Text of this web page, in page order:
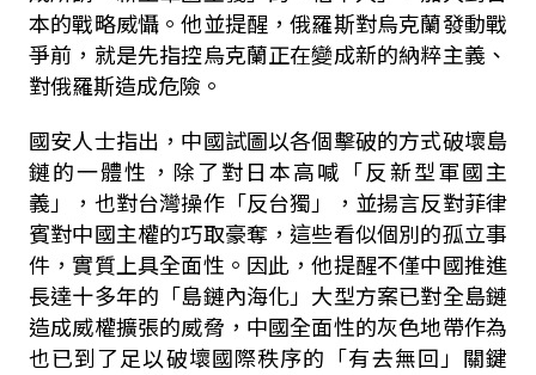
本的戰略威懾。他並提醒，俄羅斯對烏克蘭發動戰
爭前，就是先指控烏克蘭正在變成新的納粹主義、
對俄羅斯造成危險。
國安人士指出，中國試圖以各個擊破的方式破壞島
鏈的一體性，除了對日本高喊「反新型軍國主
義」，也對台灣操作「反台獨」，並揚言反對菲律
賓對中國主權的巧取豪奪，這些看似個別的孤立事
件，實質上具全面性。因此，他提醒不僅中國推進
長達十多年的「島鏈內海化」大型方案已對全島鏈
造成威權擴張的威脅，中國全面性的灰色地帶作為
也已到了足以破壞國際秩序的「有去無回」關鍵